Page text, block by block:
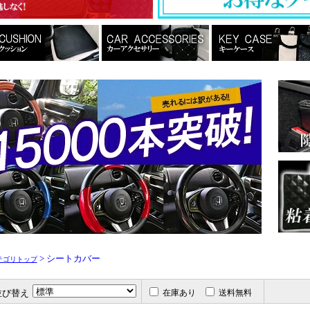
ゴリトップ> シートカバー
替え 在庫あり 送料無料